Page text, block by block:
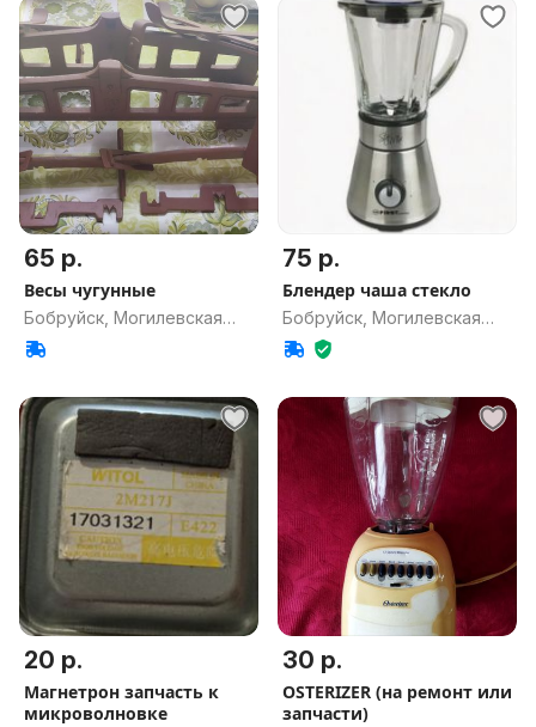
65 р.
Весы чугунные
Бобруйск, Могилевская
обл.
75 р.
Блендер чаша стекло
Бобруйск, Могилевская
обл.
20 р.
Магнетрон запчасть к
микроволновке
30 р.
OSTERIZER (на ремонт или
запчасти)